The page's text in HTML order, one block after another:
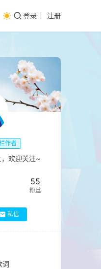
登录 注册
作者
，欢迎关注~
55
粉丝
私信
词